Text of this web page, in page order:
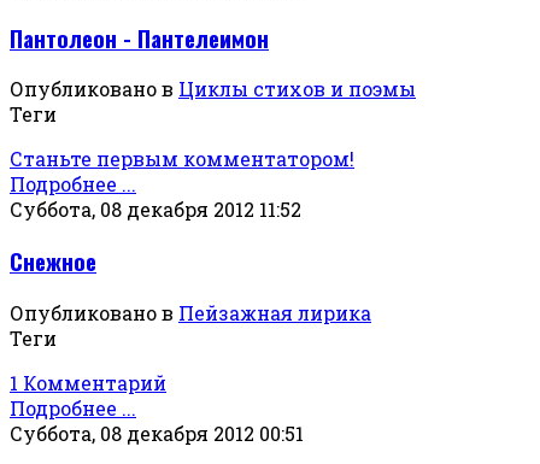
Пантолеон - Пантелеимон
Опубликовано в Циклы стихов и поэмы
Теги
Станьте первым комментатором!
Подробнее ...
Суббота, 08 декабря 2012 11:52
Снежное
Опубликовано в Пейзажная лирика
Теги
1 Комментарий
Подробнее ...
Суббота, 08 декабря 2012 00:51